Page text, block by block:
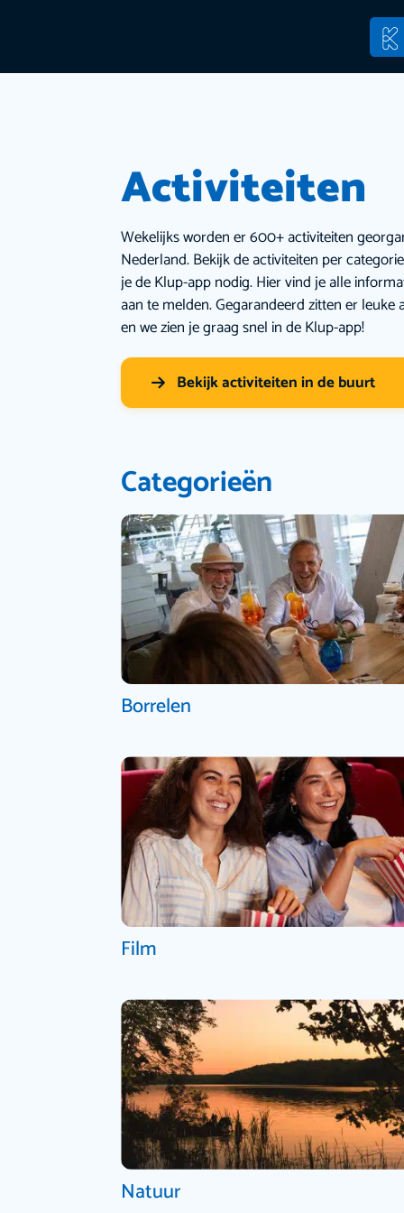
Activiteiten
Wekelijks worden er 600+ activiteiten
Nederland. Bekijk de activiteiten per
je de Klup-app nodig. Hier vind je alle
aan te melden. Gegarandeerd zitten er
en we zien je graag snel in de Klup-app!
Bekijk activiteiten in de buurt
Categorieën
Borrelen
Film
Natuur